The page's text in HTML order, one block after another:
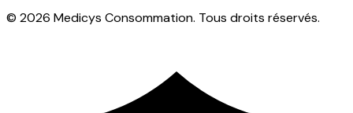
© 2026 Medicys Consommation. Tous droits réservés.